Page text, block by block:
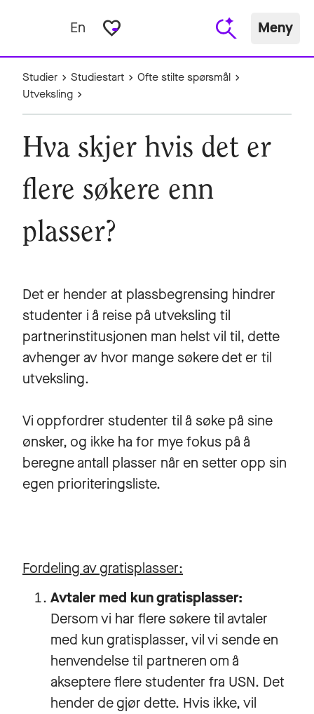
En favorite_border Meny
Studier Studiestart
Ofte stilte spørsmål
Utveksling
Hva skjer hvis det er
flere søkere enn
plasser?
Det er hender at plassbegrensing hindrer
studenter i å reise på utveksling til
partnerinstitusjonen man helst vil til, dette
avhenger av hvor mange søkere det er til
utveksling.
Vi oppfordrer studenter til å søke på sine
ønsker, og ikke ha for mye fokus på å
beregne antall plasser når en setter opp sin
egen prioriteringsliste.
Fordeling av gratisplasser:
Avtaler med kun gratisplasser:
Dersom vi har flere søkere til avtaler
med kun gratisplasser, vil vi sende en
henvendelse til partneren om å
akseptere flere studenter fra USN. Det
hender de gjør dette. Hvis ikke, vil